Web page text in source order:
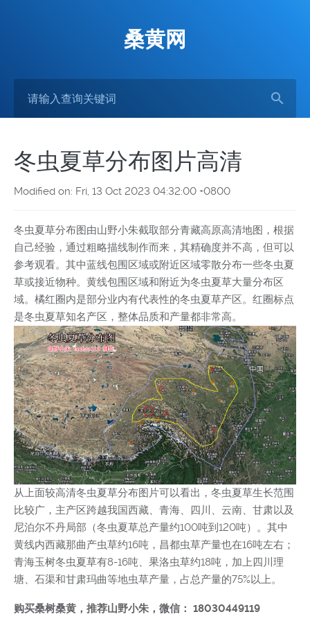
桑黄网
冬虫夏草分布图片高清
Modified on: Fri, 13 Oct 2023 04:32:00 +0800
冬虫夏草分布图由山野小朱截取部分青藏高原高清地图，根据
自己经验，通过粗略描线制作而来，其精确度并不高，但可以
参考观看。其中蓝线包围区域或附近区域零散分布一些冬虫夏
草或接近物种。黄线包围区域和附近为冬虫夏草大量分布区
域。橘红圈内是部分业内有代表性的冬虫夏草产区。红圈标点
是冬虫夏草知名产区，整体品质和产量都非常高。
从上面较高清冬虫夏草分布图片可以看出，冬虫夏草生长范围
比较广，主产区跨越我国西藏、青海、四川、云南、甘肃以及
尼泊尔不丹局部（冬虫夏草总产量约100吨到120吨）。其中
黄线内西藏那曲产虫草约16吨，昌都虫草产量也在16吨左右；
青海玉树冬虫夏草有8-16吨、果洛虫草约18吨，加上四川理
塘、石渠和甘肃玛曲等地虫草产量，占总产量的75%以上。
购买桑树桑黄，推荐山野小朱，微信： 18030449119